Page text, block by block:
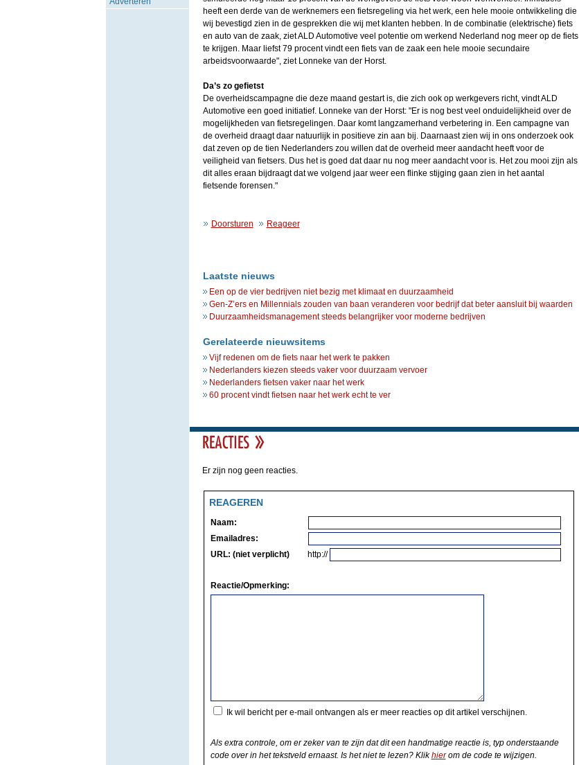
heeft een derde van de werknemers een fietsregeling via het werk, een hele mooie ontwikkeling die
wij bevestigd zien in de gesprekken die wij met klanten hebben. In de combinatie (elektrische) fiets
en auto van de zaak, ziet ALD Automotive veel potentie om werkend Nederland nog meer op de fiets
te krijgen. Maar liefst 79 procent vindt een fiets van de zaak een hele mooie secundaire
arbeidsvoorwaarde", ziet Lonneke van der Horst.
Da’s zo gefietst
De overheidscampagne die deze maand gestart is, die zich ook op werkgevers richt, vindt ALD
Automotive een goed initiatief. Lonneke van der Horst: "Er is nog best veel onduidelijkheid over de
mogelijkheden van fietsregelingen. Daar komt langzamerhand verbetering in. Een campagne van
de overheid draagt daar natuurlijk in positieve zin aan bij. Daarnaast zien wij in ons onderzoek ook
dat zeven op de tien Nederlanders zou willen dat de overheid meer aandacht heeft voor de
veiligheid van fietsers. Dus het is goed dat daar nu nog meer aandacht voor is. Het zou mooi zijn als
dit alles eraan bijdraagt dat we volgend jaar weer een flinke stijging gaan zien in het aantal
fietsende forensen."
Doorsturen Reageer
Laatste nieuws
Een op de vier bedrijven niet bezig met klimaat en duurzaamheid
Gen-Z’ers en Millennials zouden van baan veranderen voor bedrijf dat beter aansluit bij waarden
Duurzaamheidsmanagement steeds belangrijker voor moderne bedrijven
Gerelateerde nieuwsitems
Vijf redenen om de fiets naar het werk te pakken
Nederlanders kiezen steeds vaker voor duurzaam vervoer
Nederlanders fietsen vaker naar het werk
60 procent vindt fietsen naar het werk echt te ver
Er zijn nog geen reacties.
REAGEREN
Naam:
Emailadres:
URL: (niet verplicht)
http://
Reactie/Opmerking:
Ik wil bericht per e-mail ontvangen als er meer reacties op dit artikel verschijnen.
Als extra controle, om er zeker van te zijn dat dit een handmatige reactie is, typ onderstaande
code over in het tekstveld ernaast. Is het niet te lezen? Klikhierom de code te wijzigen.